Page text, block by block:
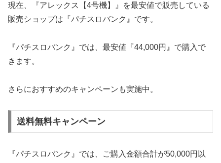
現在、『アレックス【4号機】』を最安値で販売している
販売ショップは『パチスロバンク』です。
『パチスロバンク』では、最安値『44,000円』で購入で
きます。
さらにおすすめのキャンペーンも実施中。
送料無料キャンペーン
『パチスロバンク』では、ご購入金額合計が50,000円以